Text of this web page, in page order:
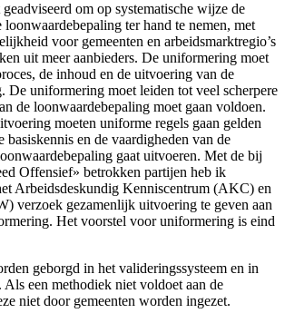
om op systematische wijze de
ter hand te nemen, met
voor gemeenten en arbeidsmarktregio’s
uit meer aanbieders. De uniformering moet
de inhoud en de uitvoering van de
De uniformering moet leiden tot veel scherpere
de loonwaardebepaling moet gaan voldoen.
moeten uniforme regels gaan gelden
basiskennis en de vaardigheden van de
gaat uitvoeren. Met de bij
Offensief» betrokken partijen heb ik
Arbeidsdeskundig Kenniscentrum (AKC) en
verzoek gezamenlijk uitvoering te geven aan
Het voorstel voor uniformering is eind
geborgd in het valideringssysteem en in
. Als een methodiek niet voldoet aan de
niet door gemeenten worden ingezet.